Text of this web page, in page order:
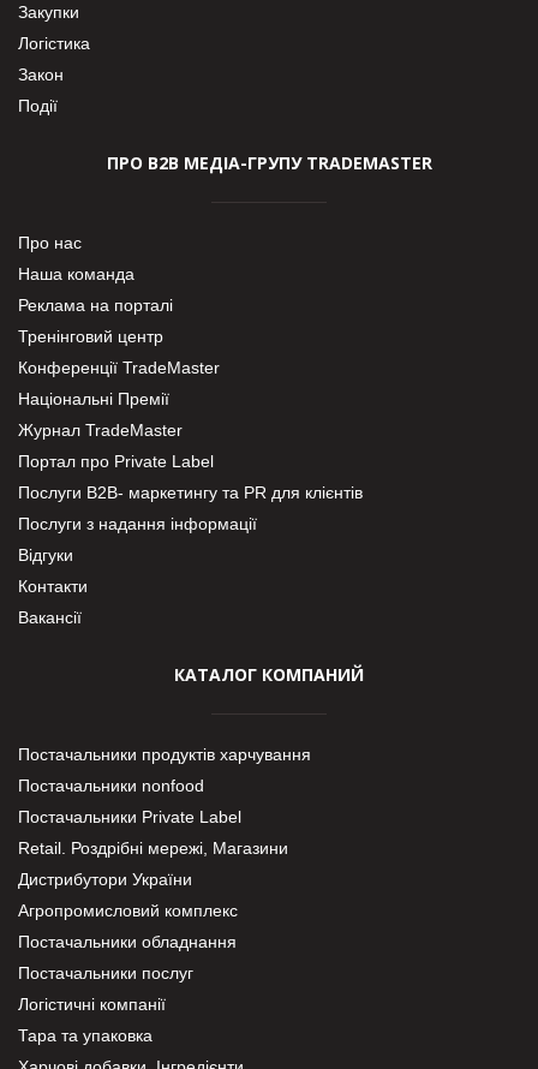
Закупки
Логістика
Закон
Події
ПРО В2В МЕДІА-ГРУПУ TRADEMASTER
Про нас
Наша команда
Реклама на порталі
Тренінговий центр
Конференції TradeMaster
Національні Премії
Журнал TradeMaster
Портал про Private Label
Послуги В2В- маркетингу та PR для клієнтів
Послуги з надання інформації
Відгуки
Контакти
Вакансії
КАТАЛОГ КОМПАНИЙ
Постачальники продуктів харчування
Постачальники nonfood
Постачальники Private Label
Retail. Роздрібні мережі, Магазини
Дистрибутори України
Агропромисловий комплекс
Постачальники обладнання
Постачальники послуг
Логістичні компанії
Тара та упаковка